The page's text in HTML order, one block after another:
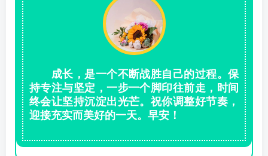
成长，是一个不断战胜自己的过程。保
持专注与坚定，一步一个脚印往前走，时间
终会让坚持沉淀出光芒。祝你调整好节奏，
迎接充实而美好的一天。早安！